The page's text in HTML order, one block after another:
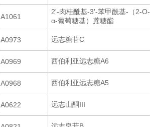
A1061
2'-肉桂酰基-3'-苯甲酰基-（2-O-
α-葡萄糖基）蔗糖酯
A0973 远志糖苷C
A0969 西伯利亚远志糖A6
A0968 西伯利亚远志糖A5
A0622 远志山酮III